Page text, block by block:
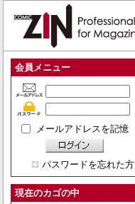
会員メニュー
メールアドレスを記憶
パスワードを忘れた方
現在のカゴの中